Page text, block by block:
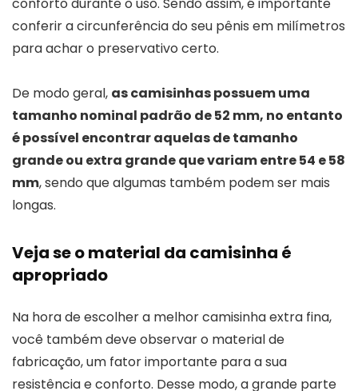
conforto durante o uso. Sendo assim, é importante
conferir a circunferência do seu pênis em milímetros
para achar o preservativo certo.
De modo geral, as camisinhas possuem uma
tamanho nominal padrão de 52 mm, no entanto
é possível encontrar aquelas de tamanho
grande ou extra grande que variam entre 54 e 58
mm, sendo que algumas também podem ser mais
longas.
Veja se o material da camisinha é
apropriado
Na hora de escolher a melhor camisinha extra fina,
você também deve observar o material de
fabricação, um fator importante para a sua
resistência e conforto. Desse modo, a grande parte